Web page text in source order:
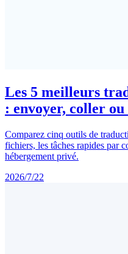
Les 5 meilleurs
: envoyer, coller
Comparez cinq outils de
fichiers, les tâches rapides par
hébergement privé.
2026/7/22